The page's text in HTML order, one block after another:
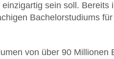
sein soll. Bereits
Bachelorstudiums für
von über 90 Millionen